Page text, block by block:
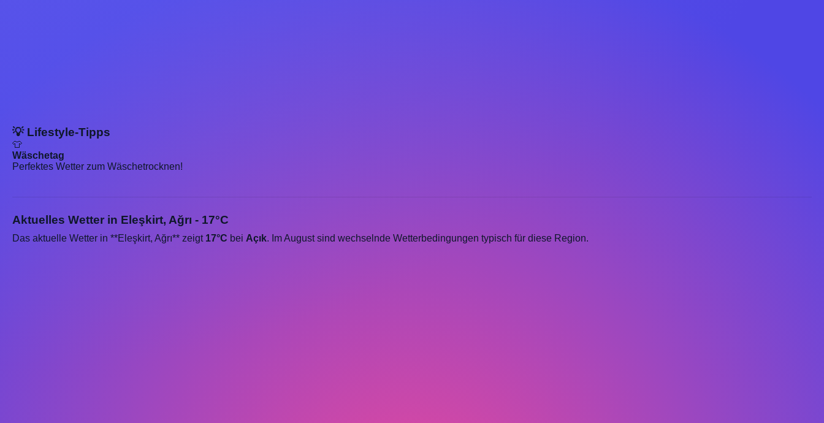
💡 Lifestyle-Tipps
👕
Wäschetag
Perfektes Wetter zum Wäschetrocknen!
Aktuelles Wetter in Eleşkirt, Ağrı - 17°C
Das aktuelle Wetter in **Eleşkirt, Ağrı** zeigt 17°C bei Açık. Im August sind wechselnde Wetterbedingungen typisch für diese Region.